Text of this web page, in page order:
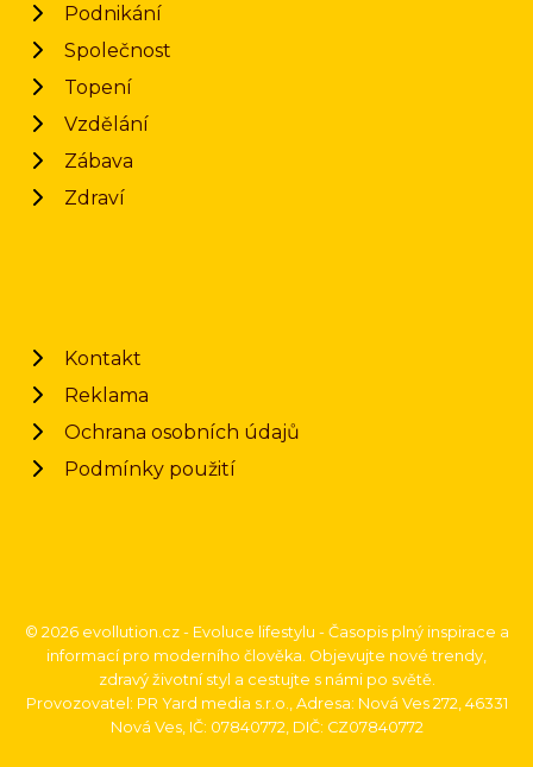
Podnikání
Společnost
Topení
Vzdělání
Zábava
Zdraví
Kontakt
Reklama
Ochrana osobních údajů
Podmínky použití
© 2026 evollution.cz - Evoluce lifestylu - Časopis plný inspirace a
informací pro moderního člověka. Objevujte nové trendy,
zdravý životní styl a cestujte s námi po světě.
Provozovatel: PR Yard media s.r.o., Adresa: Nová Ves 272, 46331
Nová Ves, IČ: 07840772, DIČ: CZ07840772